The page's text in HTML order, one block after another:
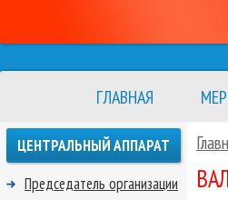
ГЛАВНАЯ
ЦЕНТРАЛЬНЫЙ АППАРАТ
Председатель организации